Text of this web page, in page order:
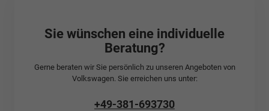
Sie wünschen eine individuelle
Beratung?
Gerne beraten wir Sie persönlich zu unseren Angeboten von
Volkswagen. Sie erreichen uns unter:
+49-381-693730